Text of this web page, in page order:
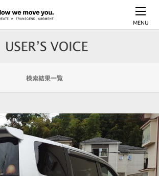
MENU
検索結果一覧